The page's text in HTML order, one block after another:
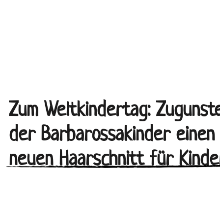
Zum Weltkindertag:
der Barbarossakinder einen
neuen Haarschnitt für